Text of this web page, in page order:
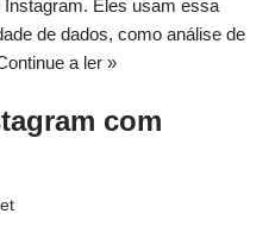
Eles usam essa
de dados, como análise de
a ler »
com